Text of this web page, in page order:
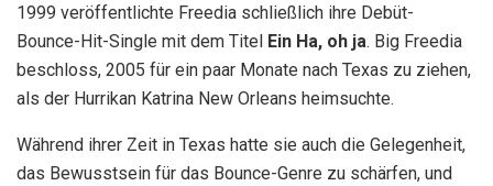
1999 veröffentlichte Freedia schließlich ihre Debüt-
Bounce-Hit-Single mit dem Titel Ein Ha, oh ja. Big Freedia
beschloss, 2005 für ein paar Monate nach Texas zu ziehen,
als der Hurrikan Katrina New Orleans heimsuchte.
Während ihrer Zeit in Texas hatte sie auch die Gelegenheit,
das Bewusstsein für das Bounce-Genre zu schärfen, und